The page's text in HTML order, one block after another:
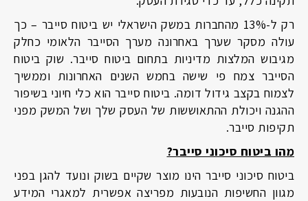
רק ל-13% מהחברות במשק הישראלי יש ביטוח סייבר – כך
עולה מסקר שערך באחרונה מערך הסייבר הלאומי כחלק
מגיבוש המלצות מדיניות בתחום ביטוח סייבר. שוק ביטוח
הסייבר צמח פי שישה בחמש השנים האחרונות וממשיך
לצמוח בקצב גידול דומה. ביטוח סייבר הוא כלי חיוני בשיפור
ההגנה ויכולת ההתאוששות של העסק שלך ושל המשק מפני
תקיפות סייבר.
מהו ביטוח סיכוני סייבר?
ביטוח סיכוני סייבר הינו מוצר שקיים בשוק ונועד להגן בפני
מגוון החשיפות הנובעות מפריצה אפשרית למאגרי המידע